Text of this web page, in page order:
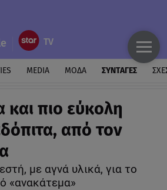
MEDIA ΜΟΔΑ ΣΥΝΤΑΓΕΣ
και πιο εύκολη
από τον
με αγνά υλικά, για το
«ανακάτεμα»